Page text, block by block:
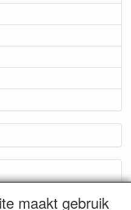
maakt gebruik